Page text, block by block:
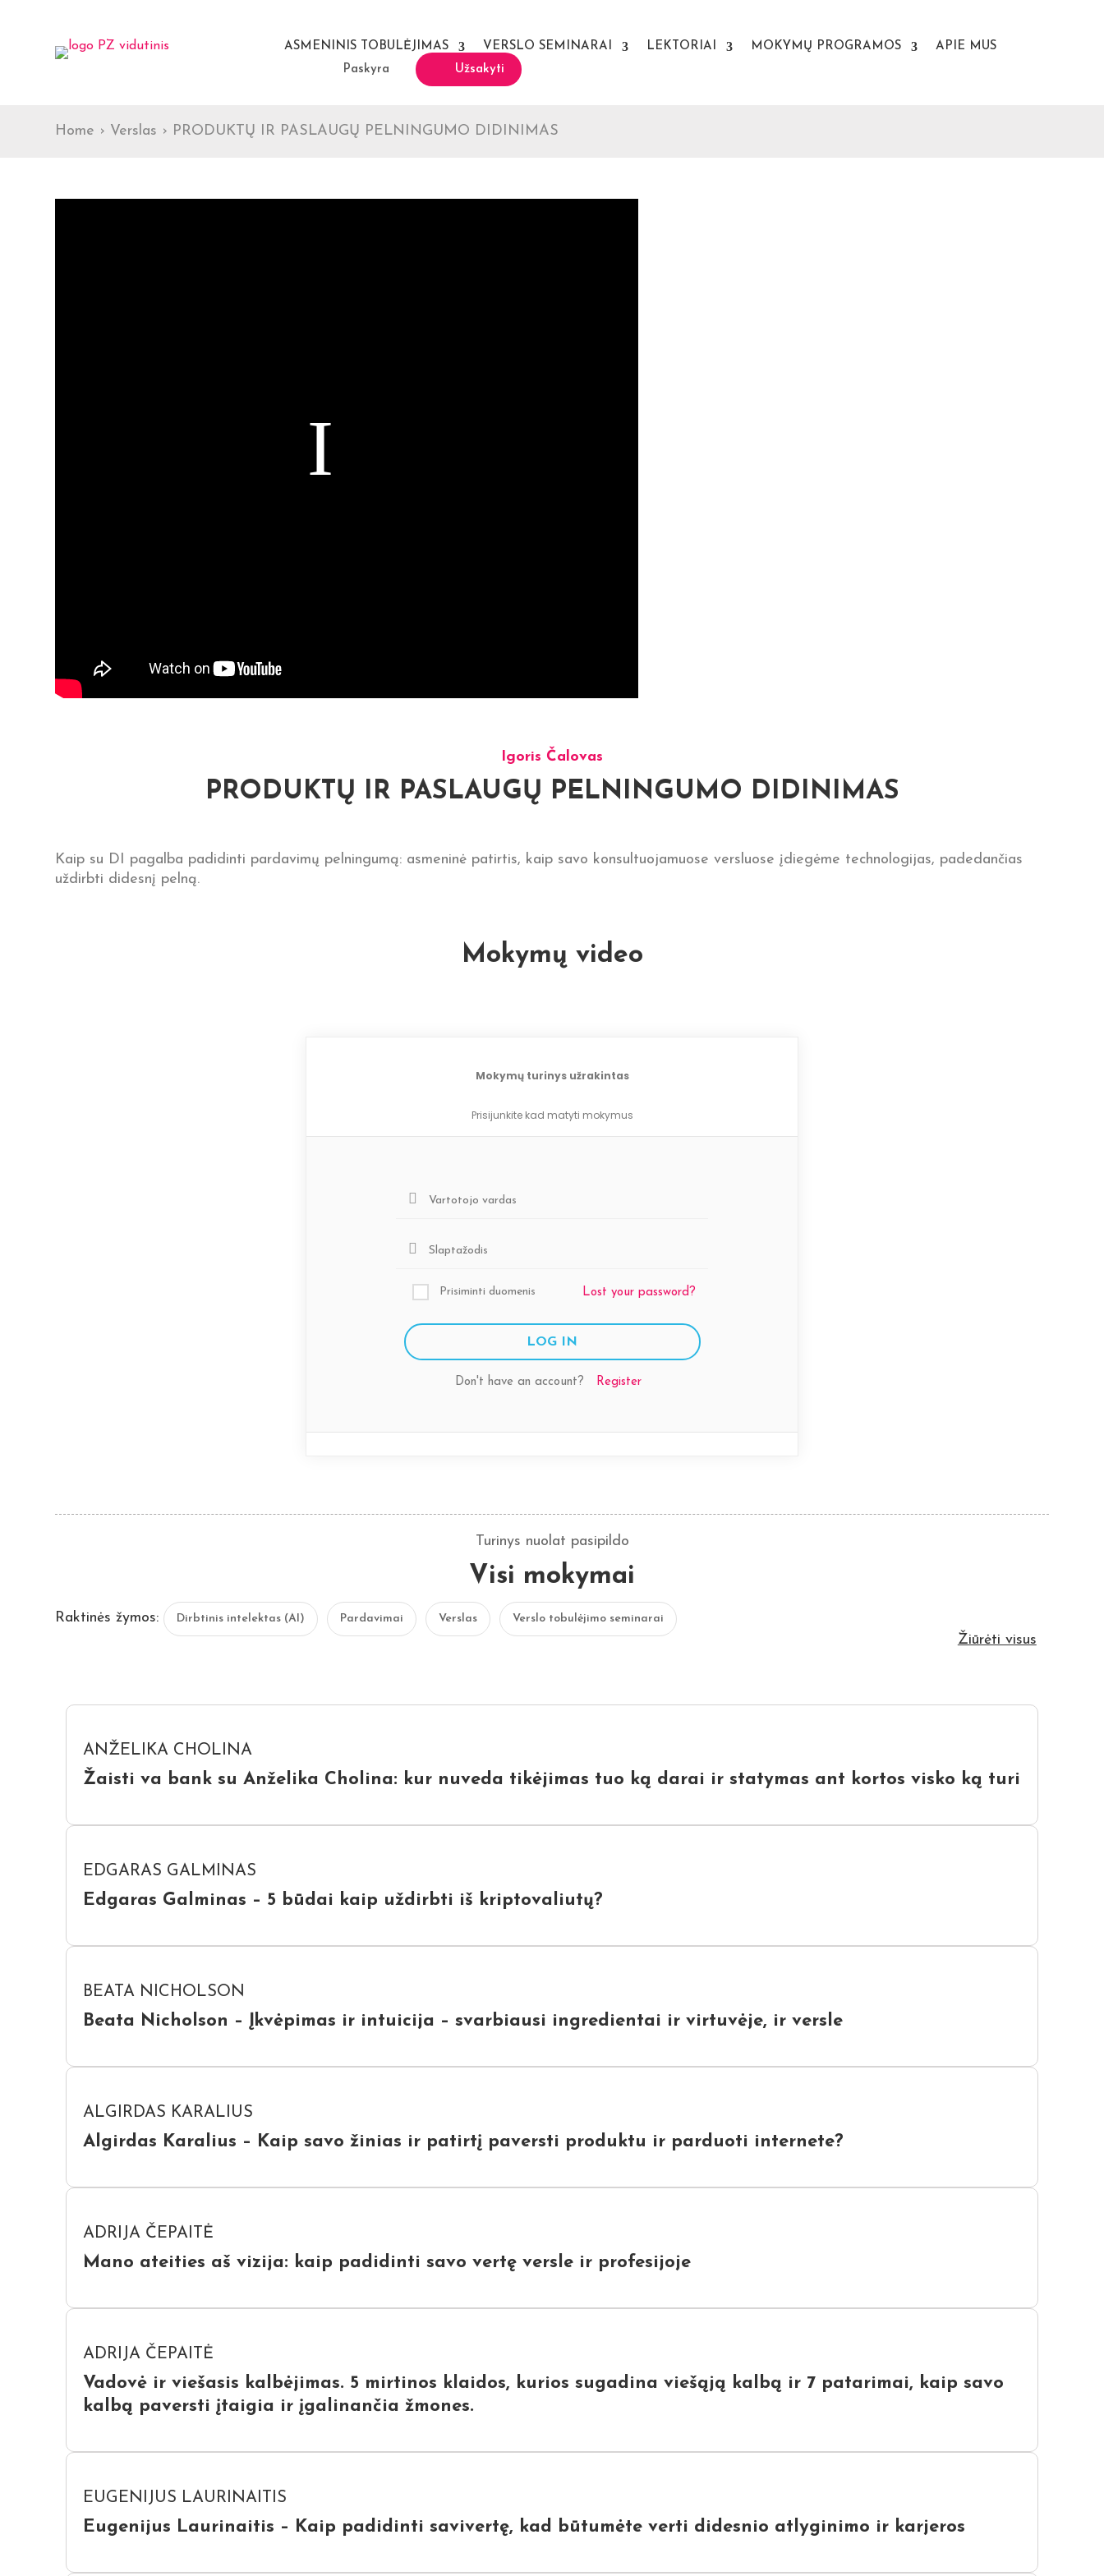
ASMENINIS TOBULĖJIMAS VERSLO SEMINARAI LEKTORIAI MOKYMŲ PROGRAMOS
APIE MUS
Paskyra
Užsakyti
Home › Verslas › PRODUKTŲ IR PASLAUGŲ PELNINGUMO DIDINIMAS
Igoris Čalovas
PRODUKTŲ IR PASLAUGŲ PELNINGUMO DIDINIMAS
Kaip su DI pagalba padidinti pardavimų pelningumą: asmeninė patirtis, kaip savo konsultuojamuose versluose įdiegėme technologijas, padedančias
uždirbti didesnį pelną.
Mokymų video
Mokymų turinys užrakintas
Prisijunkite kad matyti mokymus
Prisiminti duomenis Lost your password?
Don't have an account? Register
Turinys nuolat pasipildo
Visi mokymai
Raktinės žymos: Dirbtinis intelektas (AI) Pardavimai Verslas Verslo tobulėjimo seminarai
Žiūrėti visus
ANŽELIKA CHOLINA
Žaisti va bank su Anželika Cholina: kur nuveda tikėjimas tuo ką darai ir statymas ant kortos visko ką turi
EDGARAS GALMINAS
Edgaras Galminas – 5 būdai kaip uždirbti iš kriptovaliutų?
BEATA NICHOLSON
Beata Nicholson – Įkvėpimas ir intuicija – svarbiausi ingredientai ir virtuvėje, ir versle
ALGIRDAS KARALIUS
Algirdas Karalius – Kaip savo žinias ir patirtį paversti produktu ir parduoti internete?
ADRIJA ČEPAITĖ
Mano ateities aš vizija: kaip padidinti savo vertę versle ir profesijoje
ADRIJA ČEPAITĖ
Vadovė ir viešasis kalbėjimas. 5 mirtinos klaidos, kurios sugadina viešąją kalbą ir 7 patarimai, kaip savo
kalbą paversti įtaigia ir įgalinančia žmones.
EUGENIJUS LAURINAITIS
Eugenijus Laurinaitis – Kaip padidinti savivertę, kad būtumėte verti didesnio atlyginimo ir karjeros